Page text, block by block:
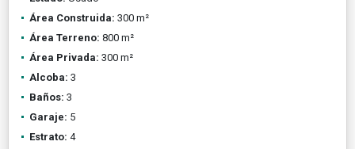
Área Construida: 300 m²
Área Terreno: 800 m²
Área Privada: 300 m²
Alcoba: 3
Baños: 3
Garaje: 5
Estrato: 4